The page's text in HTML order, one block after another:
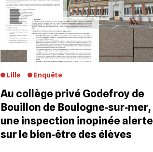
Lille Enquête
Au collège privé Godefroy de
Bouillon de Boulogne‐sur‐mer,
une inspection inopinée alerte
sur le bien‐être des élèves